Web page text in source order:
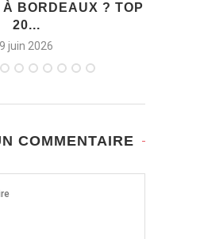
BORDEAUX ? TOP
20...
9 juin 2026
COMMENTAIRE